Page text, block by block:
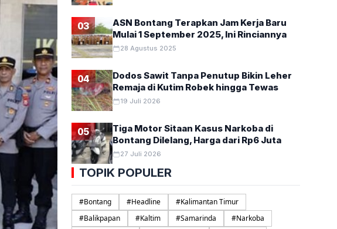
03
ASN Bontang Terapkan Jam Kerja Baru
Mulai 1 September 2025, Ini Rinciannya
28 Agustus 2025
04
Dodos Sawit Tanpa Penutup Bikin Leher
Remaja di Kutim Robek hingga Tewas
19 Juli 2026
05
Tiga Motor Sitaan Kasus Narkoba di
Bontang Dilelang, Harga dari Rp6 Juta
27 Juli 2026
TOPIK POPULER
#Bontang #Headline #Kalimantan Timur
#Balikpapan #Kaltim #Samarinda #Narkoba